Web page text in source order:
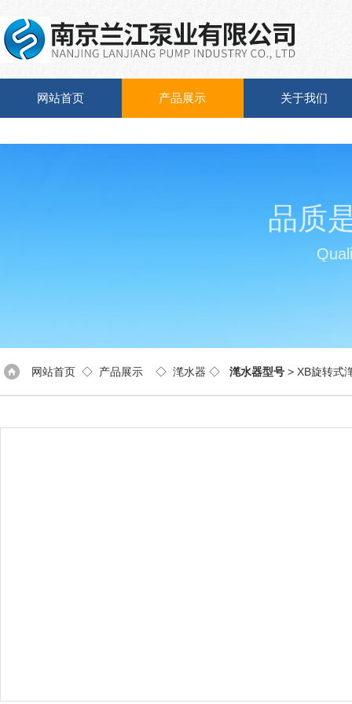
网站首页 产品展示 关于我们
品质
网站首页 ◇ 产品展示 ◇ 滗水器 ◇ 滗水器型号 > XB旋转式